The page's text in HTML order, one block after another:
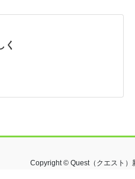
く
Copyright © Quest（クエスト）